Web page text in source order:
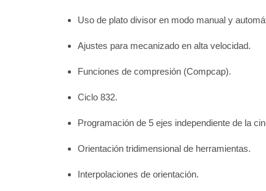
Uso de plato divisor en modo manual y
Ajustes para mecanizado en alta velocidad.
Funciones de compresión (Compcap).
Ciclo 832.
Programación de 5 ejes independiente de la
Orientación tridimensional de herramientas.
Interpolaciones de orientación.